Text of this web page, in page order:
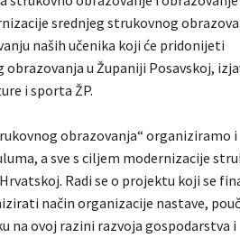
srednjeg strukovnog
naših učenika koji će pridonijeti
u Županiji Posavskoj,
i sporta ŽP.
obrazovanja“ organiziramo i
a sve s ciljem modernizacije
Radi se o projektu koji se
način organizacije nastave,
na ovoj razini razvoja gospodarstva i